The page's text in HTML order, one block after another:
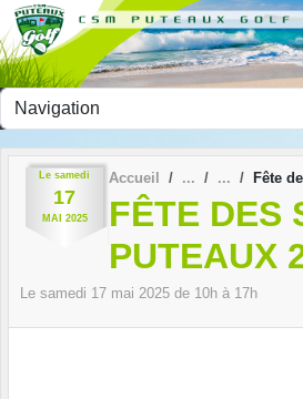
Le samedi
17
MAI 2025
Accueil Fête
FÊTE DES
PUTEAUX
Le samedi 17 mai 2025 de 10h à 17h
Panneau de gestion des cookies